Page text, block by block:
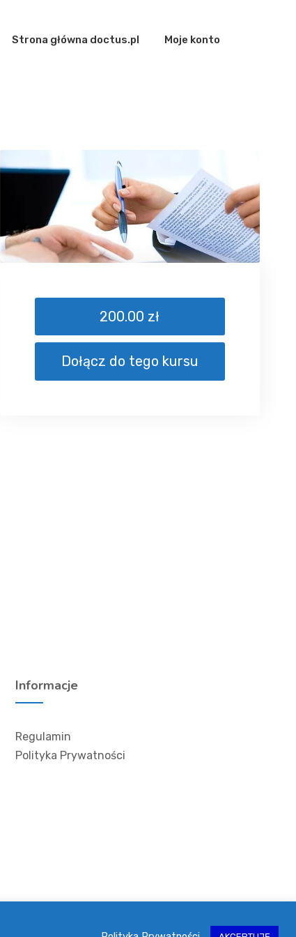
Strona główna doctus.pl Moje konto
200.00 zł
Dołącz do tego kursu
Informacje
Regulamin
Polityka Prywatności